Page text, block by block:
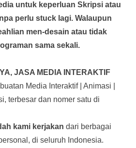
untuk keperluan Skripsi atau
perlu stuck lagi. Walaupun
men-desain atau tidak
sama sekali.
JASA MEDIA INTERAKTIF
Media Interaktif | Animasi |
terbesar dan nomer satu di
kami kerjakan dari berbagai
di seluruh Indonesia.